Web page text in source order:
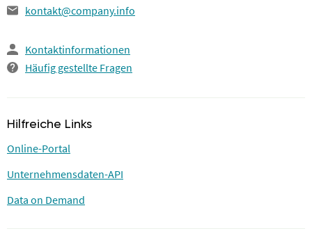
kontakt@company.info
Kontaktinformationen
Häufig gestellte Fragen
Hilfreiche Links
Online-Portal
Unternehmensdaten-API
Data on Demand